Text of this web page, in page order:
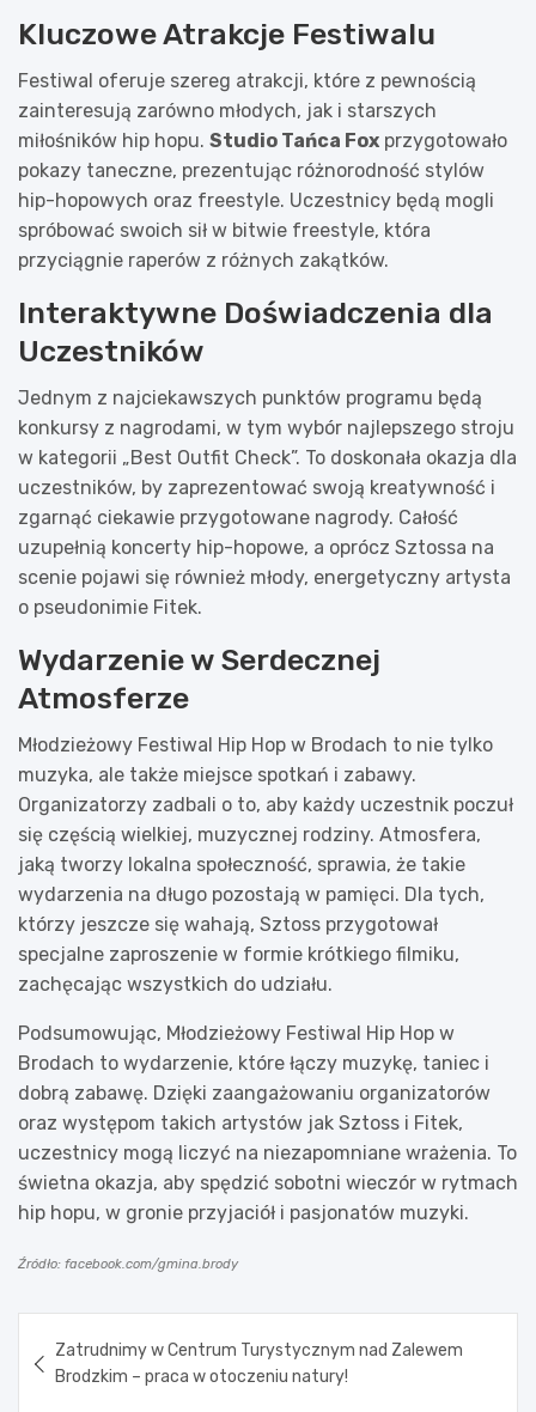
Kluczowe Atrakcje Festiwalu
Festiwal oferuje szereg atrakcji, które z pewnością
zainteresują zarówno młodych, jak i starszych
miłośników hip hopu. Studio Tańca Fox przygotowało
pokazy taneczne, prezentując różnorodność stylów
hip-hopowych oraz freestyle. Uczestnicy będą mogli
spróbować swoich sił w bitwie freestyle, która
przyciągnie raperów z różnych zakątków.
Interaktywne Doświadczenia dla
Uczestników
Jednym z najciekawszych punktów programu będą
konkursy z nagrodami, w tym wybór najlepszego stroju
w kategorii „Best Outfit Check”. To doskonała okazja dla
uczestników, by zaprezentować swoją kreatywność i
zgarnąć ciekawie przygotowane nagrody. Całość
uzupełnią koncerty hip-hopowe, a oprócz Sztossa na
scenie pojawi się również młody, energetyczny artysta
o pseudonimie Fitek.
Wydarzenie w Serdecznej
Atmosferze
Młodzieżowy Festiwal Hip Hop w Brodach to nie tylko
muzyka, ale także miejsce spotkań i zabawy.
Organizatorzy zadbali o to, aby każdy uczestnik poczuł
się częścią wielkiej, muzycznej rodziny. Atmosfera,
jaką tworzy lokalna społeczność, sprawia, że takie
wydarzenia na długo pozostają w pamięci. Dla tych,
którzy jeszcze się wahają, Sztoss przygotował
specjalne zaproszenie w formie krótkiego filmiku,
zachęcając wszystkich do udziału.
Podsumowując, Młodzieżowy Festiwal Hip Hop w
Brodach to wydarzenie, które łączy muzykę, taniec i
dobrą zabawę. Dzięki zaangażowaniu organizatorów
oraz występom takich artystów jak Sztoss i Fitek,
uczestnicy mogą liczyć na niezapomniane wrażenia. To
świetna okazja, aby spędzić sobotni wieczór w rytmach
hip hopu, w gronie przyjaciół i pasjonatów muzyki.
Źródło: facebook.com/gmina.brody
wpisu
Zatrudnimy w Centrum Turystycznym nad Zalewem
Brodzkim – praca w otoczeniu natury!